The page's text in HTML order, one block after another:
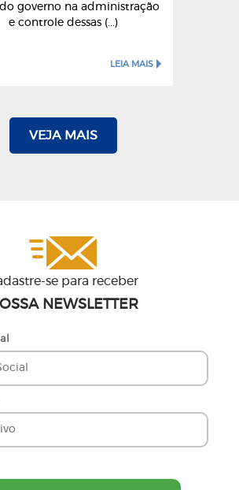
governo na administração
e controle dessas (...)
LEIA MAIS
VEJA MAIS
se para receber
NEWSLETTER